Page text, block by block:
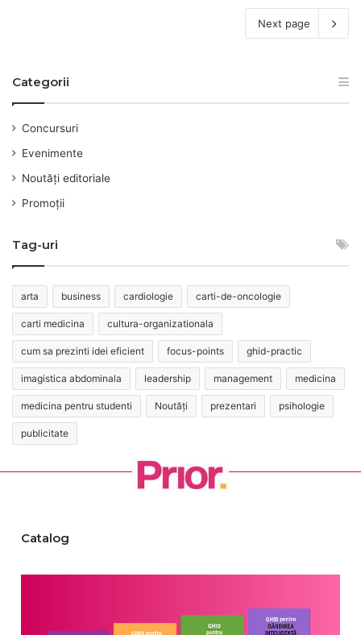
Next page
Categorii
Concursuri
Evenimente
Noutăți editoriale
Promoții
Tag-uri
arta business cardiologie carti-de-oncologie
carti medicina cultura-organizationala
cum sa prezinti idei eficient focus-points ghid-practic
imagistica abdominala leadership management medicina
medicina pentru studenti Noutăți prezentari psihologie
publicitate
Catalog